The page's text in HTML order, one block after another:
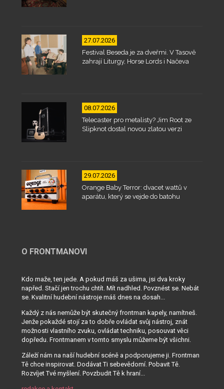
27.07.2026
Festival Beseda je za dveřmi. V Tasově
zahrají Liturgy, Horse Lords i Načeva
08.07.2026
Telecaster pro metalisty? Jim Root ze
Slipknot dostal novou zlatou verzi
29.07.2026
Orange Baby Terror: dvacet wattů v
aparátu, který se vejde do batohu
O FRONTMANOVI
Kdo maže, ten jede. A pokud máš za ušima, jsi dva kroky
napřed. Stačí jen trochu chtít. Mít nadhled. Povznést se. Nebát
se. Kvalitní hudební nástroje máš dnes na dosah...
Každý z nás nemůže být skutečný frontman kapely, namítneš.
Jenže pokaždé stojí za to dobře ovládat svůj nástroj, znát
možnosti vlastního zvuku, ovládat techniku, posouvat věci
dopředu. Frontmanem v tomto smyslu můžeme být všichni.
Záleží nám na naší hudební scéně a podporujeme ji. Frontman
Tě chce inspirovat. Dodávat Ti sebevědomí. Pobavit Tě.
Rozvíjet Tvé myšlení. Povzbudit Tě k hraní...